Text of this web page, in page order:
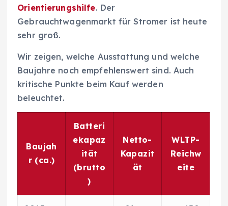
Orientierungshilfe. Der
Gebrauchtwagenmarkt für Stromer ist heute
sehr groß.
Wir zeigen, welche Ausstattung und welche
Baujahre noch empfehlenswert sind. Auch
kritische Punkte beim Kauf werden
beleuchtet.
Baujah
r (ca.)
Batteri
ekapaz
ität
(brutto
)
Netto-
Kapazit
ät
WLTP-
Reichw
eite